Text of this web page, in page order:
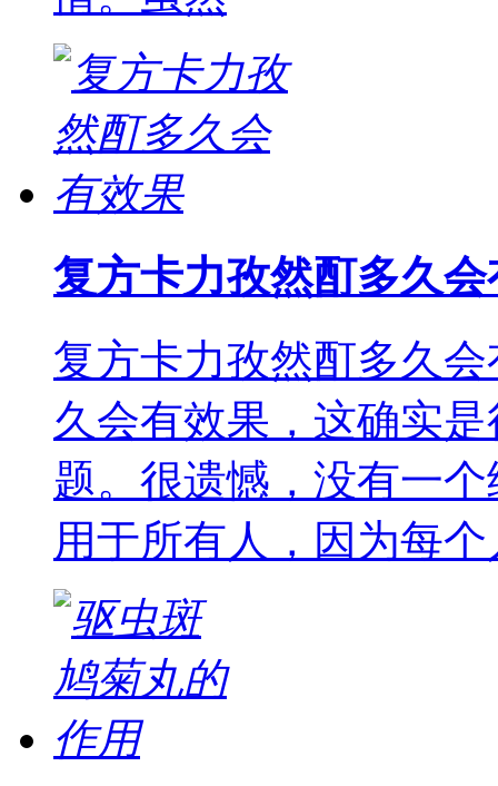
复方卡力孜然酊多久
复方卡力孜然酊多久
久会有效果，这确实
题。很遗憾，没有一
用于所有人，因为每